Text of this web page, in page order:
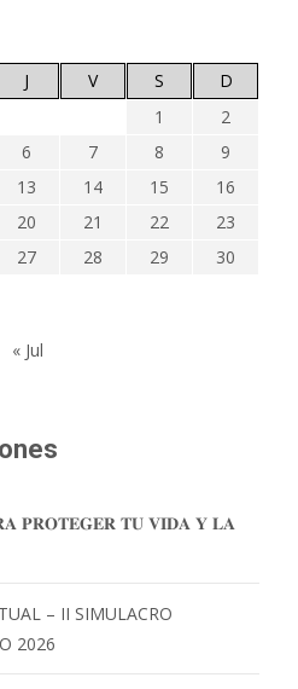
J V S
D
1
2
6 7 8
9
13 14 15
16
20 21 22
23
27 28 29
30
« Jul
𝐏𝐑𝐎𝐓𝐄𝐆𝐄𝐑 𝐓𝐔 𝐕𝐈𝐃𝐀 𝐘 𝐋𝐀
– II SIMULACRO
2026